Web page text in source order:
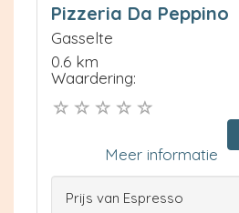
Pizzeria Da Peppino
Gasselte
0.6 km
Waardering:
Meer informatie
Prijs van Espresso